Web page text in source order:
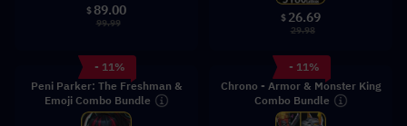
$ 89.00
99.99 $ 26.69
29.98
- 11%
Peni Parker: The Freshman &
Emoji Combo Bundle
- 11%
Chrono - Armor & Monster King
Combo Bundle